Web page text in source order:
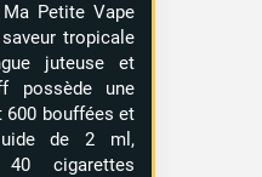
Petite Vape
tropicale
juteuse et
possède une
600 bouffées et
de 2 ml,
cigarettes